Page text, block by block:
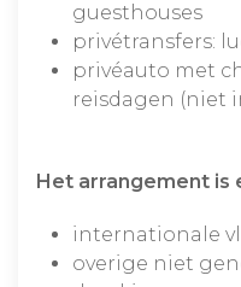
guesthouses
privétransfers:
privéauto met
reisdagen (niet
Het arrangement is
internationale
overige niet